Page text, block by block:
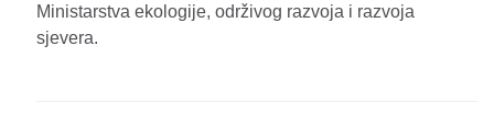
Ministarstva ekologije, održivog razvoja i razvoja
sjevera.